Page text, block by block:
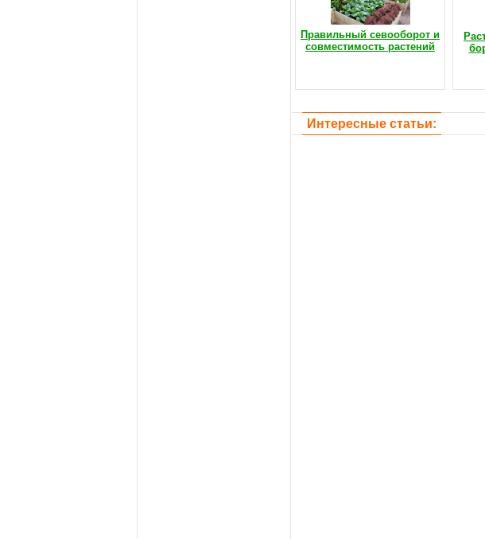
Правильный севооборот и
совместимость растений
Интересные статьи: